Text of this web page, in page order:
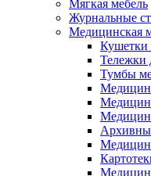
Мягкая мебель
Журнальные
Медицинская
Кушетки
Тележки
Тумбы